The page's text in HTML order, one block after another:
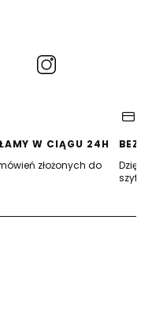
(Otwiera
W CIĄGU 24H
złożonych do
Dzięki